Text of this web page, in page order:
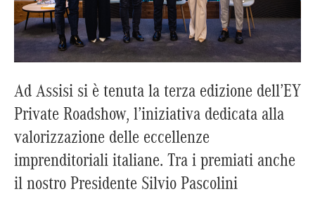
Accessori e Collection
Ad Assisi si è tenuta la terza edizione dell’EY
Private Roadshow, l’iniziativa dedicata alla
valorizzazione delle eccellenze
imprenditoriali italiane. Tra i premiati anche
il nostro Presidente Silvio Pascolini